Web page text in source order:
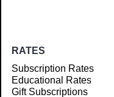
RATES
Subscription Rates
Educational Rates
Gift Subscriptions